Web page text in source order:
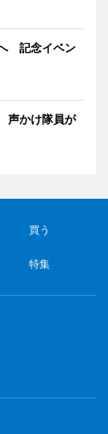
記念イベン
声かけ隊員が
買う
特集